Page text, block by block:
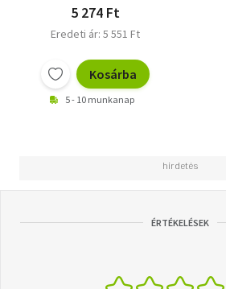
5 274 Ft
Eredeti ár: 5 551 Ft
Kosárba
5 - 10 munkanap
ÉRTÉKELÉSEK